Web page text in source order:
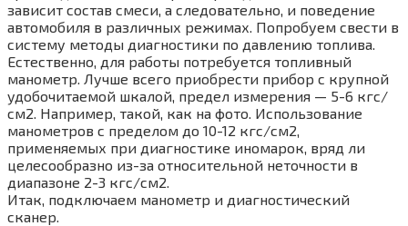
зависит состав смеси, а следовательно, и поведение
автомобиля в различных режимах. Попробуем свести в
систему методы диагностики по давлению топлива.
Естественно, для работы потребуется топливный
манометр. Лучше всего приобрести прибор с крупной
удобочитаемой шкалой, предел измерения — 5-6 кгс/
см2. Например, такой, как на фото. Использование
манометров с пределом до 10-12 кгс/см2,
применяемых при диагностике иномарок, вряд ли
целесообразно из-за относительной неточности в
диапазоне 2-3 кгс/см2.
Итак, подключаем манометр и диагностический
сканер.